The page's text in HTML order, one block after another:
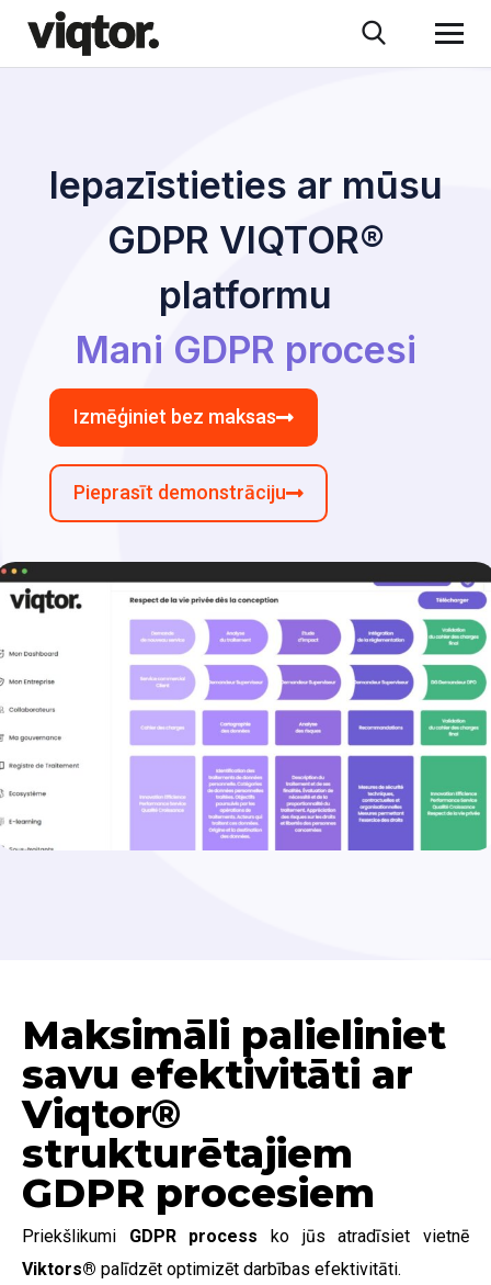
Iepazīstieties ar mūsu
GDPR VIQTOR®
platformu
Mani GDPR procesi
Izmēģiniet bez maksas
Pieprasīt demonstrāciju
Maksimāli palieliniet
savu efektivitāti ar
Viqtor®
strukturētajiem
GDPR procesiem
Priekšlikumi GDPR process ko jūs atradīsiet vietnē
Viktors® palīdzēt optimizēt darbības efektivitāti.